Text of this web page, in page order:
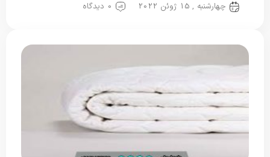
چهارشنبه , 15 ژوئن 2022 0 دیدگاه